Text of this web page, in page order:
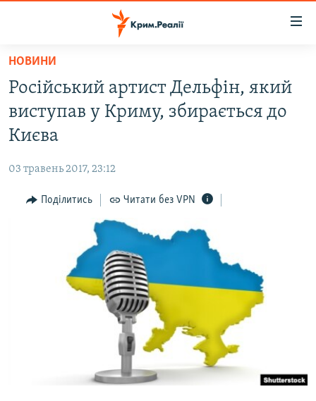
Перейти
основного
матеріалу
Перейти
до
основної
навігації
Перейти
ВІДЕО ТА ФОТО
БЛОГИ
ПОГЛЯД
ВСЕ ЗА ДЕНЬ
СПЕЦПРОЕКТИ
УКРАЇНСЬКА ПРОБЛЕМА КРИМУ
ЯК ОБІЙТИ БЛОКУВАННЯ
НОВИНИ
Російський артист Дельфін, який
виступав у Криму, збирається до
Києва
03 травень 2017, 23:12
Поділитись Читати без VPN